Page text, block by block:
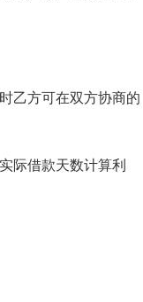
乙方可在双方协商的
际借款天数计算利